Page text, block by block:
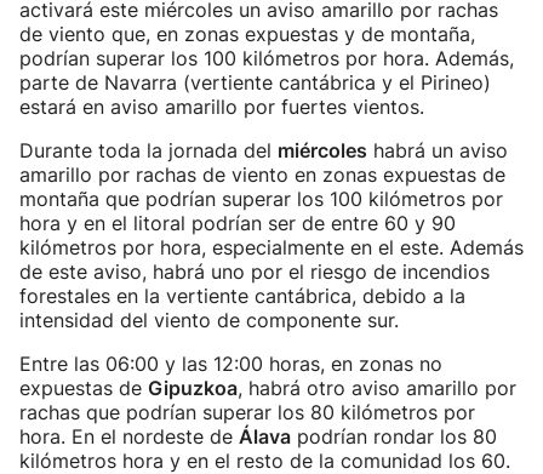
activará este miércoles un aviso amarillo por rachas
de viento que, en zonas expuestas y de montaña,
podrían superar los 100 kilómetros por hora. Además,
parte de Navarra (vertiente cantábrica y el Pirineo)
estará en aviso amarillo por fuertes vientos.
Durante toda la jornada del miércoles habrá un aviso
amarillo por rachas de viento en zonas expuestas de
montaña que podrían superar los 100 kilómetros por
hora y en el litoral podrían ser de entre 60 y 90
kilómetros por hora, especialmente en el este. Además
de este aviso, habrá uno por el riesgo de incendios
forestales en la vertiente cantábrica, debido a la
intensidad del viento de componente sur.
Entre las 06:00 y las 12:00 horas, en zonas no
expuestas de Gipuzkoa, habrá otro aviso amarillo por
rachas que podrían superar los 80 kilómetros por
hora. En el nordeste de Álava podrían rondar los 80
kilómetros hora y en el resto de la comunidad los 60.